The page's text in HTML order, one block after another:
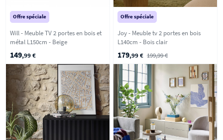
Offre spéciale
Will - Meuble TV 2 portes en bois et
métal L150cm - Beige
149,99 €
Offre spéciale
Joy - Meuble tv 2 portes en bois
L140cm - Bois clair
179,99 € 199,99 €